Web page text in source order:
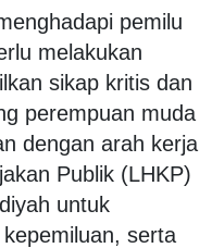
pemilu
melakukan
sikap kritis dan
perempuan muda
dengan arah kerja
Publik (LHKP)
untuk
serta